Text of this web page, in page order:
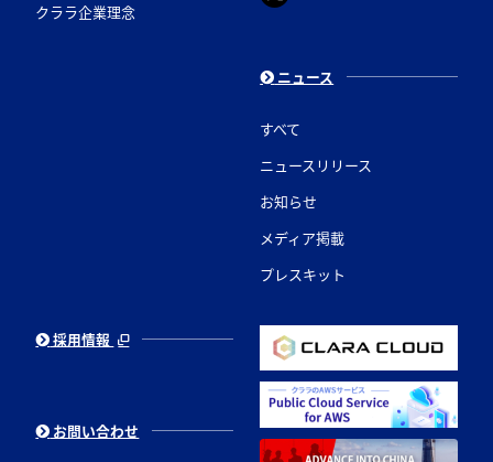
クララ企業理念
ニュース
すべて
ニュースリリース
お知らせ
メディア掲載
プレスキット
採用情報
お問い合わせ